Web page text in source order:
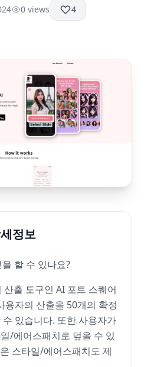
0 views 4
정보
할 수 있나요?
출 도구인 AI 포트 스퀘어
용자의 산출을 50개의 확정
있습니다. 또한 사용자가
/에어스패치로 덮을 수 있
스타일/에어스패치도 제